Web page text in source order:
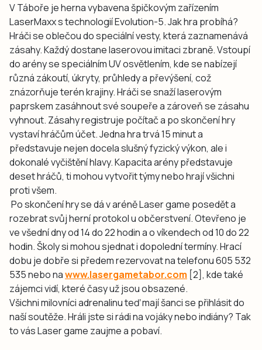
V Táboře je herna vybavena špičkovým zařízením
LaserMaxx s technologií Evolution-5. Jak hra probíhá?
Hráči se oblečou do speciální vesty, která zaznamenává
zásahy. Každý dostane laserovou imitaci zbraně. Vstoupí
do arény se speciálním UV osvětlením, kde se nabízejí
různá zákoutí, úkryty, průhledy a převýšení, což
znázorňuje terén krajiny. Hráči se snaží laserovým
paprskem zasáhnout své soupeře a zároveň se zásahu
vyhnout. Zásahy registruje počítač a po skončení hry
vystaví hráčům účet. Jedna hra trvá 15 minut a
představuje nejen docela slušný fyzický výkon, ale i
dokonalé vyčištění hlavy. Kapacita arény představuje
deset hráčů, ti mohou vytvořit týmy nebo hrají všichni
proti všem.
Po skončení hry se dá v aréně Laser game posedět a
rozebrat svůj herní protokol u občerstvení. Otevřeno je
ve všední dny od 14 do 22 hodin a o víkendech od 10 do 22
hodin. Školy si mohou sjednat i dopolední termíny. Hrací
dobu je dobře si předem rezervovat na telefonu 605 532
535 nebo nawww.lasergametabor.com [2], kde také
zájemci vidí, které časy už jsou obsazené.
Všichni milovníci adrenalinu teď mají šanci se přihlásit do
naší soutěže. Hráli jste si rádi na vojáky nebo indiány? Tak
to vás Laser game zaujme a pobaví.